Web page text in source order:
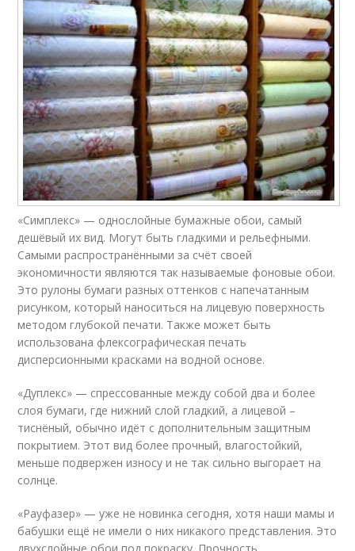
«Симплекс» — однослойные бумажные обои, самый
дешёвый их вид. Могут быть гладкими и рельефными.
Самыми распространёнными за счёт своей
экономичности являются так называемые фоновые обои.
Это рулоны бумаги разных оттенков с напечатанным
рисунком, который наноситься на лицевую поверхность
методом глубокой печати. Также может быть
использована флексографическая печать
дисперсионными красками на водной основе.
«Дуплекс» — спрессованные между собой два и более
слоя бумаги, где нижний слой гладкий, а лицевой –
тиснёный, обычно идёт с дополнительным защитным
покрытием. Этот вид более прочный, влагостойкий,
меньше подвержен износу и не так сильно выгорает на
солнце.
«Рауфазер» — уже не новинка сегодня, хотя наши мамы и
бабушки ещё не имели о них никакого представления. Это